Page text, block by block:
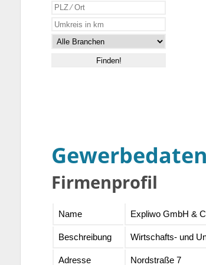
Firmenprofil
Name Expliwo GmbH &
Beschreibung Wirtschafts- und
Adresse Nordstraße 7